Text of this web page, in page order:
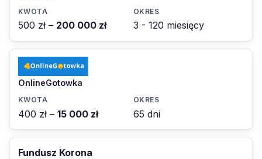
500 zł – 200 000 zł 3 - 120 miesięcy
OnlineGotowka
400 zł – 15 000 zł 65 dni
Fundusz Korona